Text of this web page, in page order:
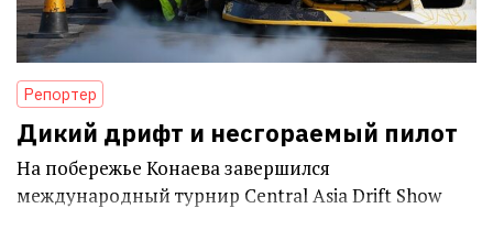
Репортер
Дикий дрифт и несгораемый пилот
На побережье Конаева завершился
международный турнир Central Asia Drift Show